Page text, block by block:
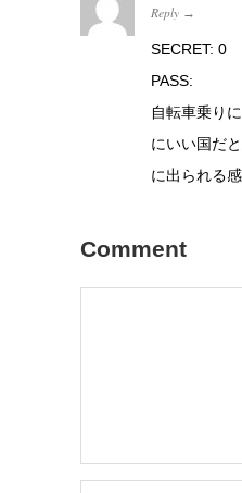
Reply →
SECRET: 0
PASS:
自転車乗り
にいい国だ
に出られる
Comment